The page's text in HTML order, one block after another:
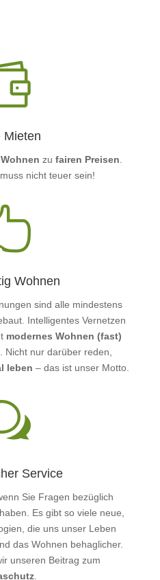
Mieten
zufairen Preisen.
nicht teuer sein!
Wohnen
sind alle mindestens
Intelligentes Vernetzen
modernes Wohnen (fast)
Nicht nur darüber reden,
leben – das ist unser Motto.
Service
Sie Fragen bezüglich
haben. Es gibt so viele neue,
die uns unser Leben
das Wohnen behaglicher.
unseren Beitrag zum
.